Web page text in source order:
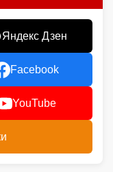
Яндекс Дзен
Facebook
YouTube